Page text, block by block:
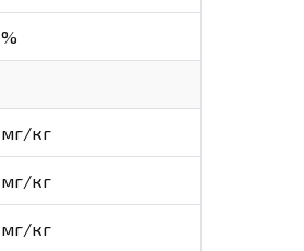
%
мг/кг
мг/кг
мг/кг